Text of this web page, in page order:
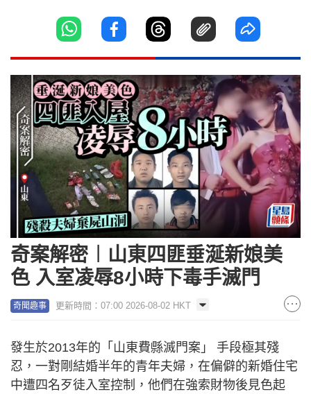
奇案解密︱山東四匪垂涎新娘美
色 入室凌辱8小時下毒手滅門
奇聞趣事 更新時間：07:00 2026-08-02 HKT
發生於2013年的「山東費縣滅門案」 手段極其殘
忍，一對剛結婚半年的青年夫婦，在偏僻的新婚住宅
中遭四名歹徒入室控制，他們在強索財物後見色起